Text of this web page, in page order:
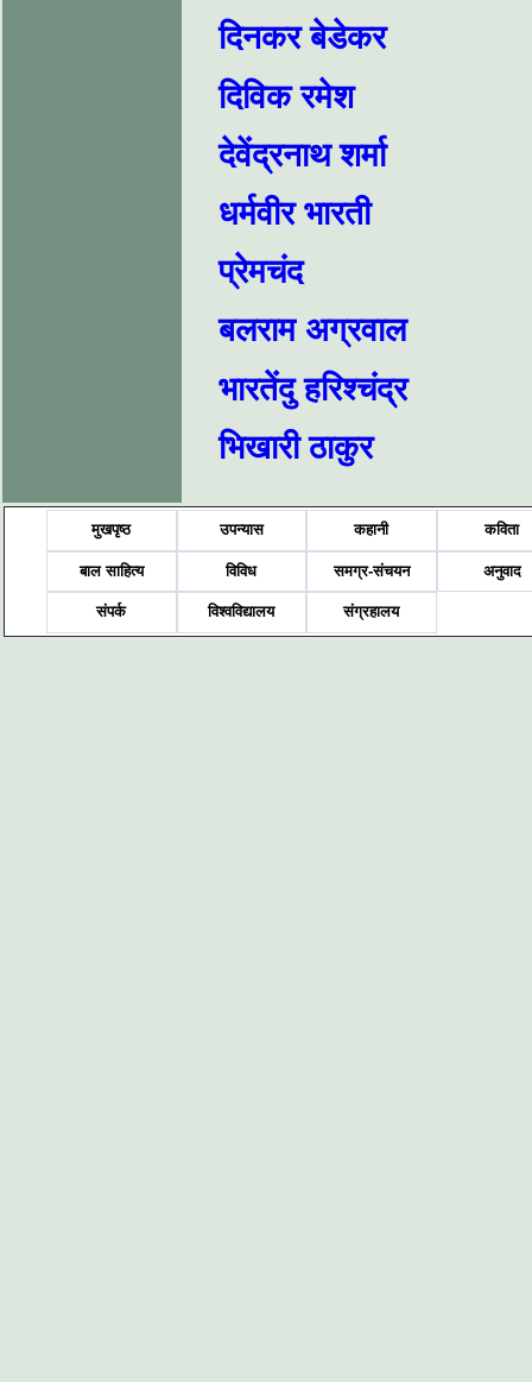
दिनकर बेडेकर
दिविक रमेश
देवेंद्रनाथ शर्मा
धर्मवीर भारती
प्रेमचंद
बलराम अग्रवाल
भारतेंदु हरिश्चंद्र
भिखारी ठाकुर
मुखपृष्ठ उपन्यास कहानी कविता
बाल साहित्य विविध समग्र-संचयन अनुवाद
संपर्क विश्वविद्यालय संग्रहालय